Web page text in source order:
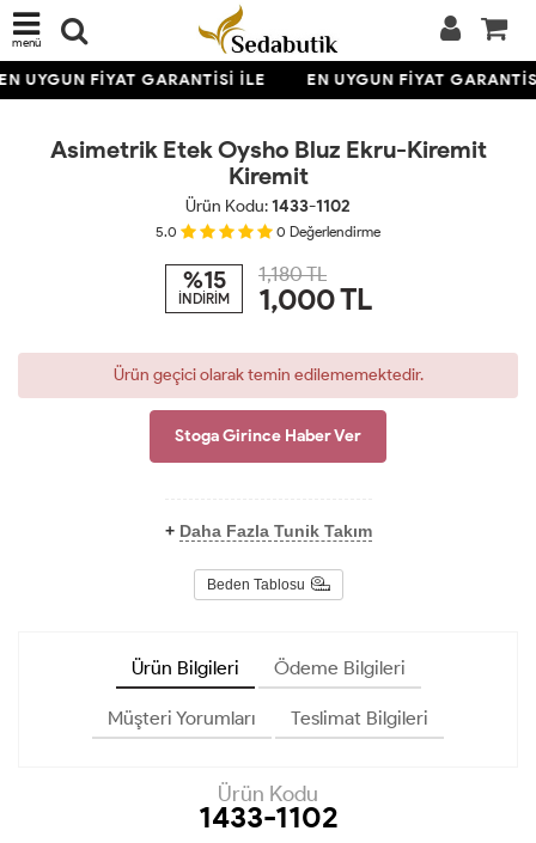
menü
UYGUN FİYAT GARANTİSİ İLE EN UYGUN FİYAT
TÜKENDİ
Asimetrik Etek Oysho Bluz Ekru-Kiremit
Kiremit
Ürün Kodu:1433-1102
5.0 0 Değerlendirme
%15
İNDİRİM
1,180 TL
1,000TL
Ürün geçici olarak temin edilememektedir.
Stoga Girince Haber Ver
+ Daha Fazla Tunik Takım
Beden Tablosu
Ürün Bilgileri Ödeme Bilgileri
Müşteri Yorumları Teslimat Bilgileri
Ürün Kodu
1433-1102